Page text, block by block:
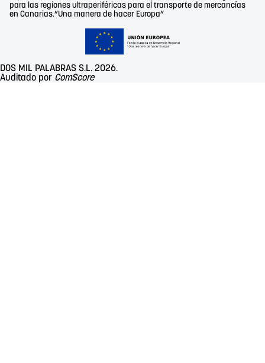
para las regiones ultraperiféricas para el transporte de mercancías
en Canarias.”Una manera de hacer Europa”
DOS MIL PALABRAS S.L. 2026.
Auditado por ComScore